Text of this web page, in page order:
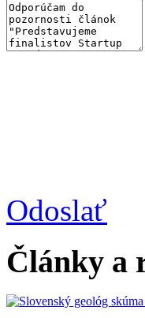
Odoslať
Články a